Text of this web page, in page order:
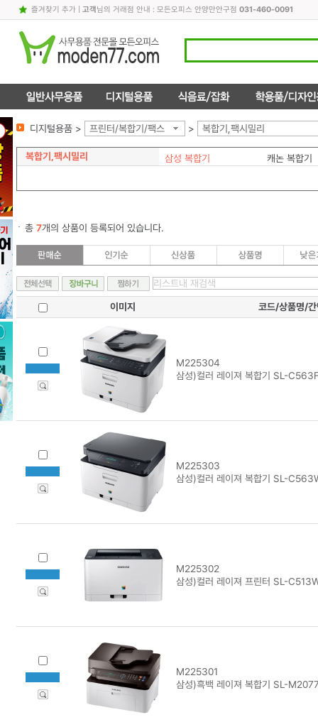
즐겨찾기 추가| 고객님의 거래점 안내 : 모든오피스 안양만안구점 031-460-0091
디지털용품 > 프린터/복합기/팩스 > 복합기,팩시밀리
복합기,팩시밀리 삼성 복합기 캐논 복합기
총 7개의 상품이 등록되어 있습니다.
이미지 코드/상품명/간
M225304
삼성)컬러 레이져 복합기 SL-
M225303
삼성)컬러 레이져 복합기 SL-
M225302
삼성)컬러 레이져 프린터 SL-
M225301
삼성)흑백 레이져 복합기 SL-